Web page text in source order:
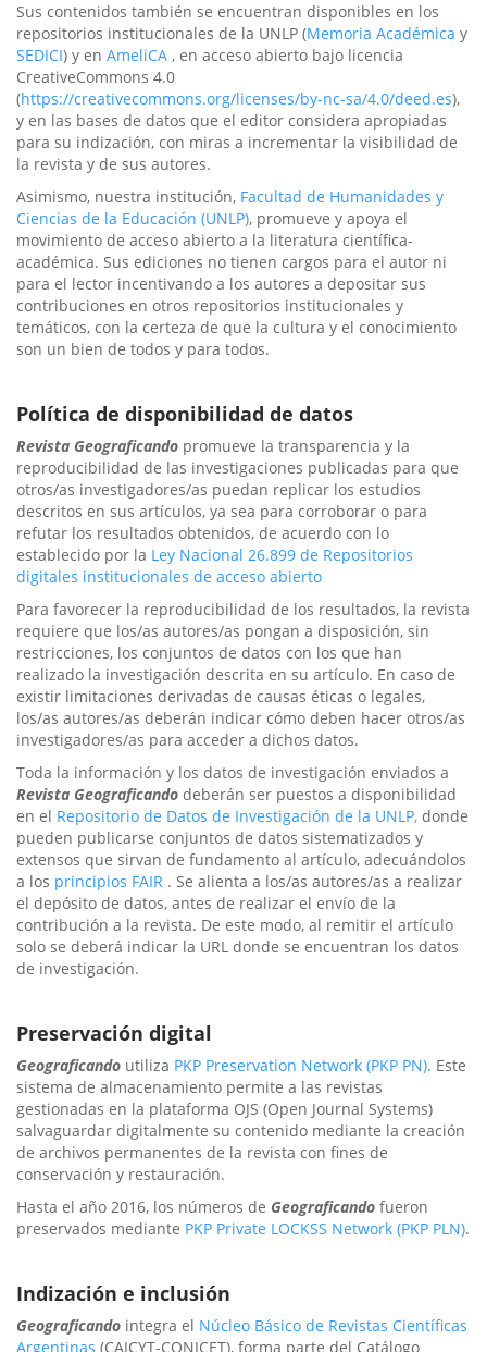
Sus contenidos también se encuentran disponibles en los
repositorios institucionales de la UNLP (Memoria Académica y
SEDICI) y en AmeliCA , en acceso abierto bajo licencia
CreativeCommons 4.0
(https://creativecommons.org/licenses/by-nc-sa/4.0/deed.es),
y en las bases de datos que el editor considera apropiadas
para su indización, con miras a incrementar la visibilidad de
la revista y de sus autores.
Asimismo, nuestra institución, Facultad de Humanidades y
Ciencias de la Educación (UNLP), promueve y apoya el
movimiento de acceso abierto a la literatura científica-
académica. Sus ediciones no tienen cargos para el autor ni
para el lector incentivando a los autores a depositar sus
contribuciones en otros repositorios institucionales y
temáticos, con la certeza de que la cultura y el conocimiento
son un bien de todos y para todos.
Política de disponibilidad de datos
Revista Geograficando promueve la transparencia y la
reproducibilidad de las investigaciones publicadas para que
otros/as investigadores/as puedan replicar los estudios
descritos en sus artículos, ya sea para corroborar o para
refutar los resultados obtenidos, de acuerdo con lo
establecido por la Ley Nacional 26.899 de Repositorios
digitales institucionales de acceso abierto
Para favorecer la reproducibilidad de los resultados, la revista
requiere que los/as autores/as pongan a disposición, sin
restricciones, los conjuntos de datos con los que han
realizado la investigación descrita en su artículo. En caso de
existir limitaciones derivadas de causas éticas o legales,
los/as autores/as deberán indicar cómo deben hacer otros/as
investigadores/as para acceder a dichos datos.
Toda la información y los datos de investigación enviados a
Revista Geograficando deberán ser puestos a disponibilidad
en el Repositorio de Datos de Investigación de la UNLP, donde
pueden publicarse conjuntos de datos sistematizados y
extensos que sirvan de fundamento al artículo, adecuándolos
a los principios FAIR . Se alienta a los/as autores/as a realizar
el depósito de datos, antes de realizar el envío de la
contribución a la revista. De este modo, al remitir el artículo
solo se deberá indicar la URL donde se encuentran los datos
de investigación.
Preservación digital
Geograficando utiliza PKP Preservation Network (PKP PN). Este
sistema de almacenamiento permite a las revistas
gestionadas en la plataforma OJS (Open Journal Systems)
salvaguardar digitalmente su contenido mediante la creación
de archivos permanentes de la revista con fines de
conservación y restauración.
Hasta el año 2016, los números de Geograficando fueron
preservados mediante PKP Private LOCKSS Network (PKP PLN).
Indización e inclusión
Geograficando integra el Núcleo Básico de Revistas Científicas
Argentinas (CAICYT-CONICET), forma parte del Catálogo